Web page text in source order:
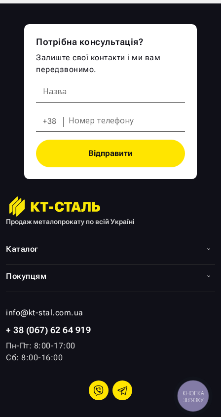
Продаж металопрокату по всій Україні
info@kt-stal.com.ua
+ 38 (067) 62 64 919
Пн-Пт: 8:00-17:00
Сб: 8:00-16:00
Каталог
Покупцям
Потрібна консультація?
Залиште свої контакти і ми вам
передзвонимо.
+38
Відправити
КНОПКА
ЗВ'ЯЗКУ